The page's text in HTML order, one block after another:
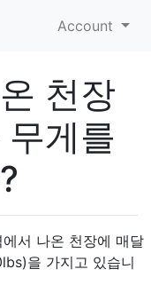
Account
천장
게를
서 나온 천장에 매달
을 가지고 있습니